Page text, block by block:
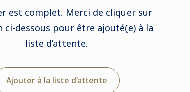
est complet. Merci de cliquer sur
ci-dessous pour être ajouté(e) à la
liste d’attente.
Ajouter à la liste d’attente